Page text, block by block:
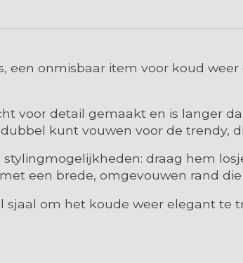
een onmisbaar item voor koud
voor detail gemaakt en is langer
kunt vouwen voor de trendy,
draag hem
een brede, omgevouwen rand
om het koude weer elegant te